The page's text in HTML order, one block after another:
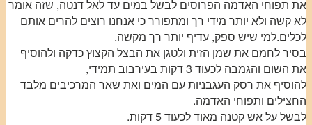
את תפוחי האדמה הפרוסים לבשל במים עד לאל דנטה, שזה אומר
לא קשה ולא יותר מידי רך ומתפורר כי אנחנו רוצים להרים אותם
לכלים.למי שיש ספק, עדיף יותר רך מקשה.
בסיר לחמם את שמן הזית ולטגן את הבצל הקצוץ כדקה ולהוסיף
את השום והגמבה לכעוד 3 דקות בעירבוב תמידי,
להוסיף את רסק העגבניות עם המים ואת שאר המרכיבים מלבד
החצילים ותפוחי האדמה.
לבשל על אש קטנה מאוד לכעוד 5 דקות.